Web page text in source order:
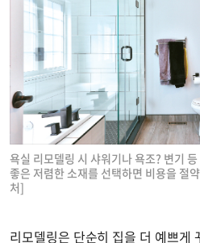
욕실 리모델링 시 샤워기나 욕조? 변기
좋은 저렴한 소재를 선택하면 비용을
처]
리모델링은 단순히 집을 더 예쁘게